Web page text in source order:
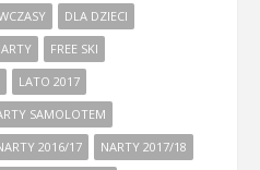
DLA DZIECI
FREE SKI
LATO 2017
SAMOLOTEM
2016/17
NARTY 2017/18